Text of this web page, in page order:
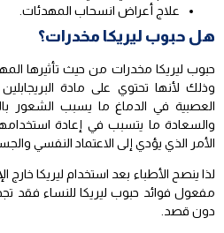
علاج أعراض انسحاب المهدئات.
هل حبوب ليريكا مخدرات؟
حبوب ليريكا مخدرات من حيث تأثيرها
وذلك لأنها تحتوي على مادة
العصبية في الدماغ ما يسبب الشعور
والسعادة ما يتسبب في إعادة
الأمر الذي يؤدي إلى الاعتماد النفسي
لذا ينصح الأطباء بعد استخدام ليريكا
مفعول فوائد حبوب ليريكا للنساء فقد
دون قصد.